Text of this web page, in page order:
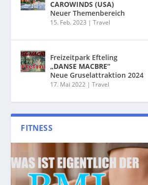
CAROWINDS (USA)
Neuer Themenbereich
15. Feb. 2023 |Travel
Freizeitpark Efteling
„DANSE MACBRE“
Neue Gruselattraktion 2024
17. Mai 2022 |Travel
FITNESS